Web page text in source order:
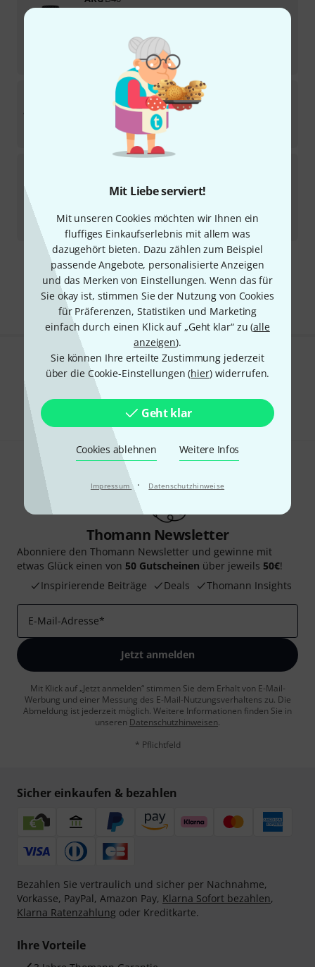
Mit Liebe serviert!
Mit unseren Cookies möchten wir Ihnen ein
fluffiges Einkaufserlebnis mit allem was
dazugehört bieten. Dazu zählen zum Beispiel
passende Angebote, personalisierte Anzeigen
und das Merken von Einstellungen. Wenn das für
Sie okay ist, stimmen Sie der Nutzung von Cookies
für Präferenzen, Statistiken und Marketing
einfach durch einen Klick auf „Geht klar“ zu (alle
anzeigen).
Sie können Ihre erteilte Zustimmung jederzeit
über die Cookie-Einstellungen (hier) widerrufen.
Geht klar
Cookies ablehnen Weitere Infos
Impressum · Datenschutzhinweise
UVP:165,24 €
Drum Set Session I B-Stock
Sofort lieferbar
Sofort lieferbar
30-Tage-Bestpreis: 175 €
-9%
Kostenloser Versand ab 29 €
Alle Preise inkl. MwSt.
Gefällt Ihnen, was Sie sehen?
Teilen Hilfe & Feedback
Thomann Newsletter
Abonniere den Thomann Newsletter und gewinne mit
etwas Glück einen von 50 Gutscheinen über jeweils 50€!
Inspirierende Beiträge
Deals Thomann Insights
E-Mail-Adresse*
Jetzt anmelden
Mit Klick auf „Jetzt anmelden“ stimmen Sie dem Erhalt von E-Mail-
Werbung und einer Messung des E-Mail-Nutzungsverhaltens zu. Die
Abmeldung ist jederzeit möglich. Weitere Informationen finden Sie in
unseren Datenschutzhinweisen.
* Pflichtfeld
Sicher einkaufen & bezahlen
Bezahlen Sie vertraulich und sicher per Nachnahme,
Vorkasse, PayPal, Amazon Pay, Klarna Sofort bezahlen,
Klarna Ratenzahlung oder Kreditkarte.
Ihre Vorteile